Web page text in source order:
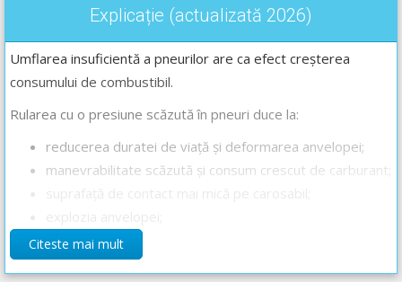
Explicație (actualizată 2026)
Umflarea insuficientă a pneurilor are ca efect creșterea
consumului de combustibil.
Rularea cu o presiune scăzută în pneuri duce la:
reducerea duratei de viață și deformarea anvelopei;
manevrabilitate scăzută și consum crescut de carburant;
accentuarea uzurii elementelor de direcție.
Răspunsul corect este: A
Citeste mai mult